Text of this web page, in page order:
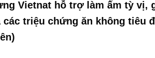
Vietnat hỗ trợ làm ấm tỳ vị,
các triệu chứng ăn không tiêu